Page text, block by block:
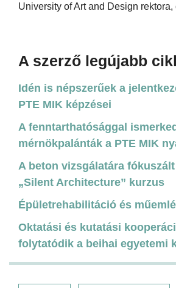
University of Art and Design rektora,
A szerző legújabb
Idén is népszerűek a
PTE MIK képzései
A fenntarthatósággal
mérnökpalánták a PTE MIK
A beton vizsgálatára
„Silent Architecture” kurzus
Épületrehabilitáció és
Oktatási és kutatási
folytatódik a beihai egyetemi